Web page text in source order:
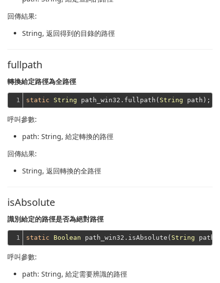
回傳結果:
String, 返回得到的目錄的路徑
fullpath
轉換給定路徑為全路徑
1 static String path_win32.fullpath( String
呼叫參數:
path: String, 給定轉換的路徑
回傳結果:
String, 返回轉換的全路徑
isAbsolute
識別給定的路徑是否為絕對路徑
1 static Boolean path_win32.isAbsolute( String
呼叫參數:
path: String, 給定需要辨識的路徑